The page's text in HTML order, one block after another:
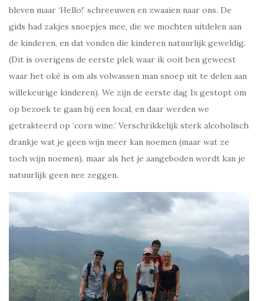
bleven maar ‘Hello!’ schreeuwen en zwaaien naar ons. De
gids had zakjes snoepjes mee, die we mochten uitdelen aan
de kinderen, en dat vonden die kinderen natuurlijk geweldig.
(Dit is overigens de eerste plek waar ik ooit ben geweest
waar het oké is om als volwassen man snoep uit te delen aan
willekeurige kinderen). We zijn de eerste dag 1x gestopt om
op bezoek te gaan bij een local, en daar werden we
getrakteerd op ‘corn wine.’ Verschrikkelijk sterk alcoholisch
drankje wat je geen wijn meer kan noemen (maar wat ze
toch wijn noemen), maar als het je aangeboden wordt kan je
natuurlijk geen nee zeggen.